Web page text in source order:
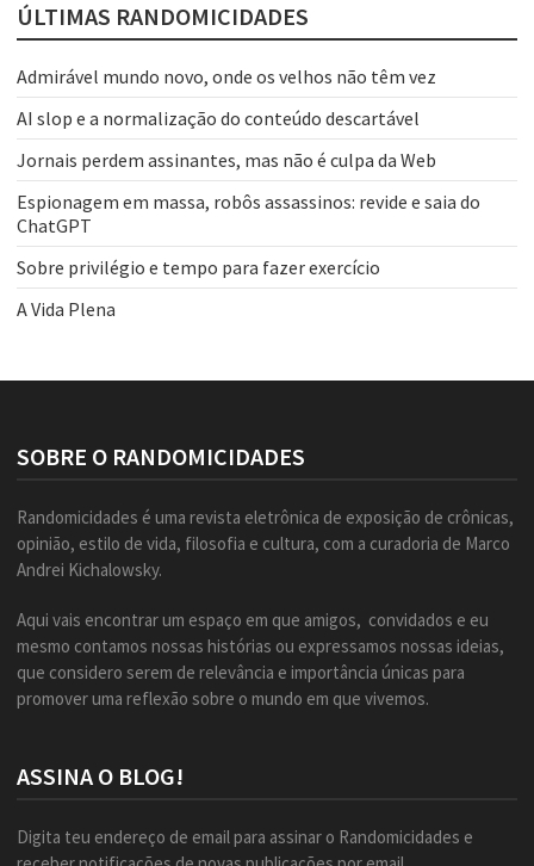
ÚLTIMAS RANDOMICIDADES
Admirável mundo novo, onde os velhos não têm vez
AI slop e a normalização do conteúdo descartável
Jornais perdem assinantes, mas não é culpa da Web
Espionagem em massa, robôs assassinos: revide e saia do
ChatGPT
Sobre privilégio e tempo para fazer exercício
A Vida Plena
SOBRE O RANDOMICIDADES
Randomicidades é uma revista eletrônica de exposição de crônicas,
opinião, estilo de vida, filosofia e cultura, com a curadoria de Marco
Andrei Kichalowsky.
Aqui vais encontrar um espaço em que amigos, convidados e eu
mesmo contamos nossas histórias ou expressamos nossas ideias,
que considero serem de relevância e importância únicas para
promover uma reflexão sobre o mundo em que vivemos.
ASSINA O BLOG!
Digita teu endereço de email para assinar o Randomicidades e